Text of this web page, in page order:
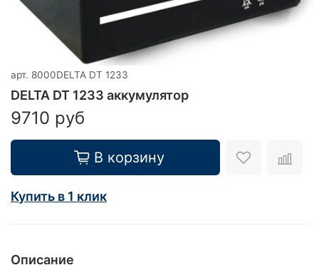
арт. 8000DELTA DT 1233
DELTA DT 1233 аккумулятор
9710 руб
В корзину
Купить в 1 клик
Описание